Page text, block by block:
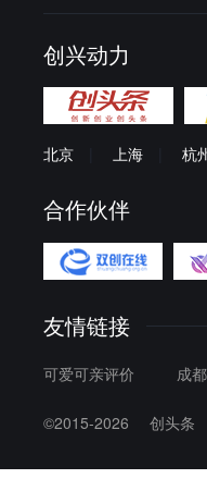
创兴动力
北京 上海 杭
合作伙伴
友情链接
可爱可亲评价 成
©2015-2026 创头条